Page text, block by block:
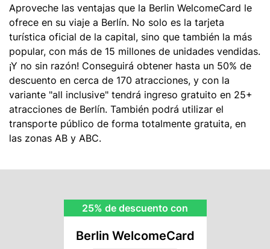
Aproveche las ventajas que la Berlin WelcomeCard le
ofrece en su viaje a Berlín. No solo es la tarjeta
turística oficial de la capital, sino que también la más
popular, con más de 15 millones de unidades vendidas.
¡Y no sin razón! Conseguirá obtener hasta un 50% de
descuento en cerca de 170 atracciones, y con la
variante "all inclusive" tendrá ingreso gratuito en 25+
atracciones de Berlín. También podrá utilizar el
transporte público de forma totalmente gratuita, en
las zonas AB y ABC.
BWC
Rebate
25% de descuento con
Berlin WelcomeCard